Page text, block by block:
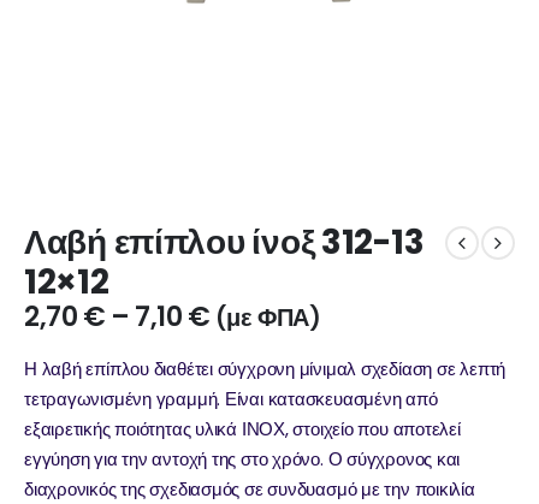
Λαβή επίπλου ίνοξ 312-13
12×12
2,70€ – 7,10€ (με ΦΠΑ)
Η λαβή επίπλου διαθέτει σύγχρονη μίνιμαλ σχεδίαση σε λεπτή
τετραγωνισμένη γραμμή. Είναι κατασκευασμένη από
εξαιρετικής ποιότητας υλικά ΙΝΟΧ, στοιχείο που αποτελεί
εγγύηση για την αντοχή της στο χρόνο. Ο σύγχρονος και
διαχρονικός της σχεδιασμός σε συνδυασμό με την ποικιλία